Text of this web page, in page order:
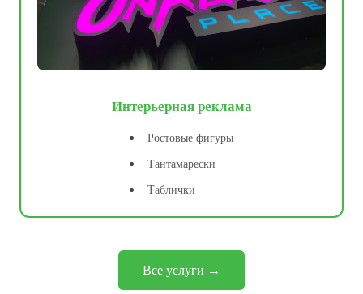
Интерьерная реклама
Ростовые фигуры
Тантамарески
Таблички
Все услуги →